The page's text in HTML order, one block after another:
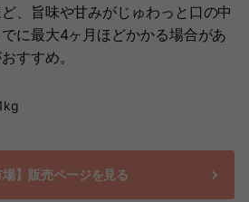
、旨味や甘みがじゅわっと口の中
に最大4ヶ月ほどかかる場合があ
すすめ。
場】販売ページを見る